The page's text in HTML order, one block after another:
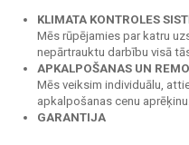
KLIMATA KONTROLES
Mēs rūpējamies par katru
nepārtrauktu darbību visā
APKALPOŠANAS UN
Mēs veiksim individuālu,
apkalpošanas cenu aprēķinu.
GARANTIJA
Spējam nodrošināt reālu